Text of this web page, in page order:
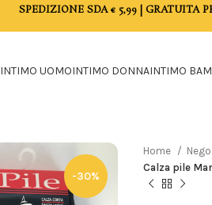
SPEDIZIONE SDA € 5,99 | GRATUITA
INTIMO UOMOINTIMO DONNAINTIMO
-30%
Home
Calza pile